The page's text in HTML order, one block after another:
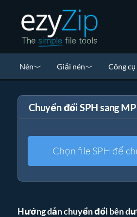
Nén Giải nén Công
Chuyển đổi SPH sang
Chọn file SPH để
Hướng dẫn chuyển đổi bên